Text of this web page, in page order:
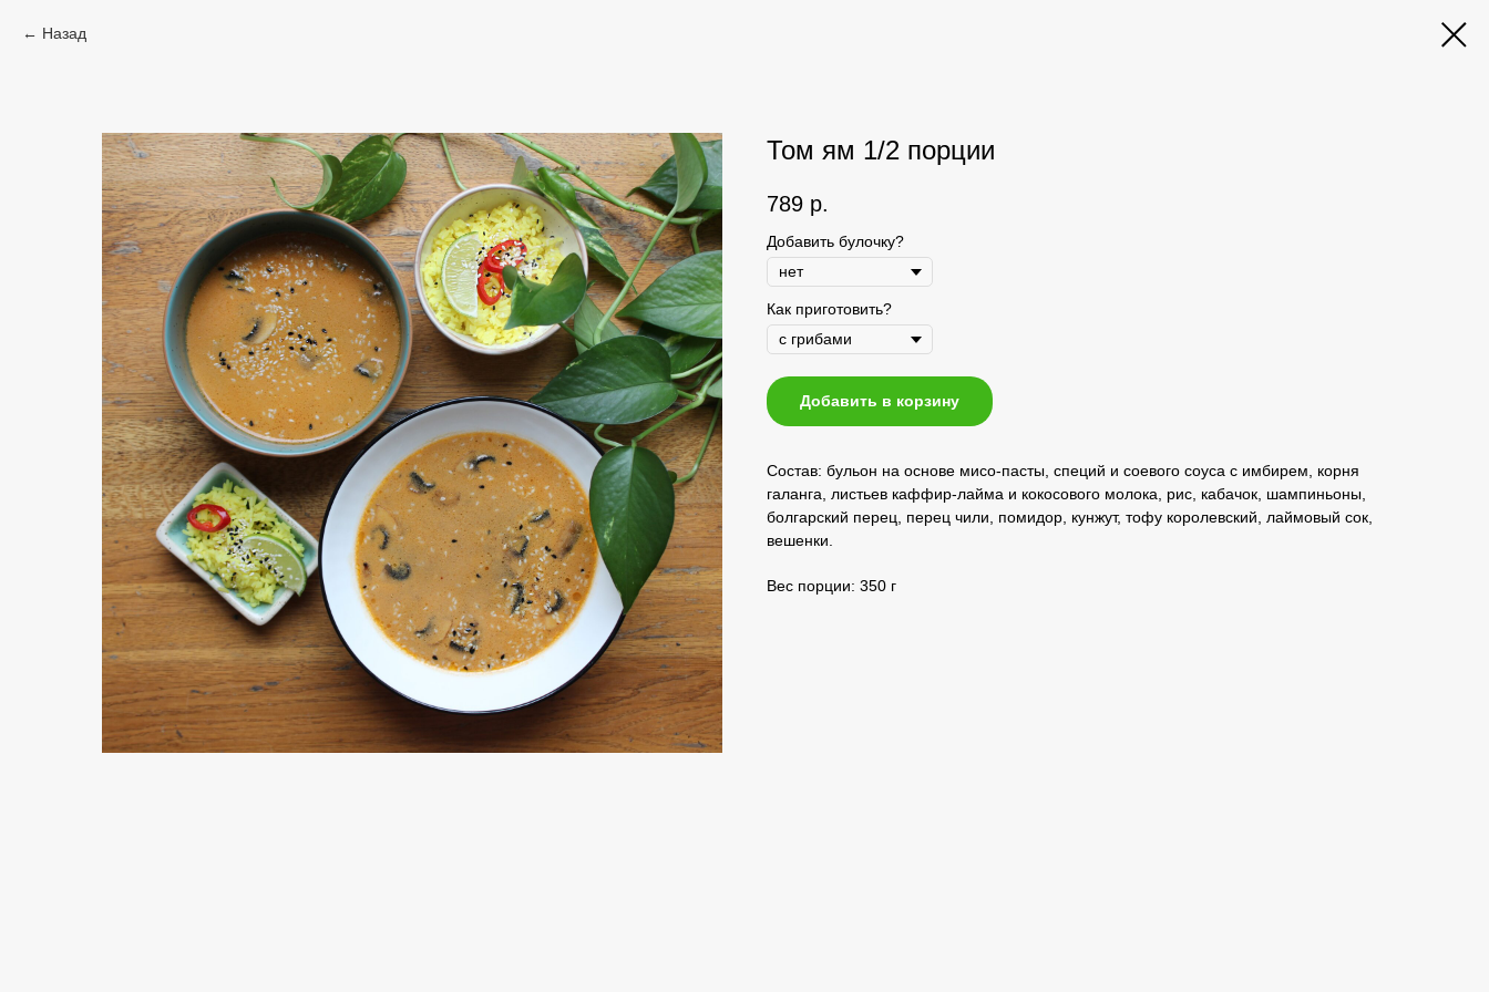
Назад
Том ям 1/2 порции
789 р.
Добавить булочку?
Как приготовить?
Добавить в корзину
Состав: бульон на основе мисо-пасты, специй и соевого соуса с имбирем, корня
галанга, листьев каффир-лайма и кокосового молока, рис, кабачок, шампиньоны,
болгарский перец, перец чили, помидор, кунжут, тофу королевский, лаймовый сок,
вешенки.
Вес порции: 350 г